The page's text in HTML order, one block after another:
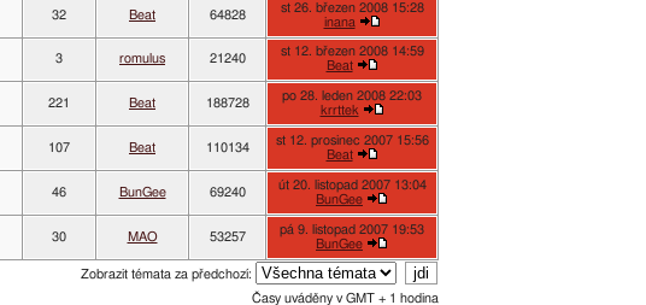
32 Beat 64828
st 26. březen 2008 15:28
inana
3 romulus 21240
st 12. březen 2008 14:59
Beat
221 Beat 188728
po 28. leden 2008 22:03
krrttek
107 Beat 110134
st 12. prosinec 2007 15:56
Beat
46 BunGee 69240
út 20. listopad 2007 13:04
BunGee
30 MAO 53257
pá 9. listopad 2007 19:53
BunGee
Zobrazit témata za předchozí:
Časy uváděny v GMT + 1 hodina